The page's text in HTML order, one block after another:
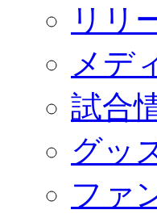
奈良クラブ明
観戦ルール＆
2026/27ファン
サポートショ
GOODS
オフィシャル
オンラインス
ACADEMY
アカデミーに
コーチ&スタッ
ジュニア
リリ
メデ
試合
グッ
ファ